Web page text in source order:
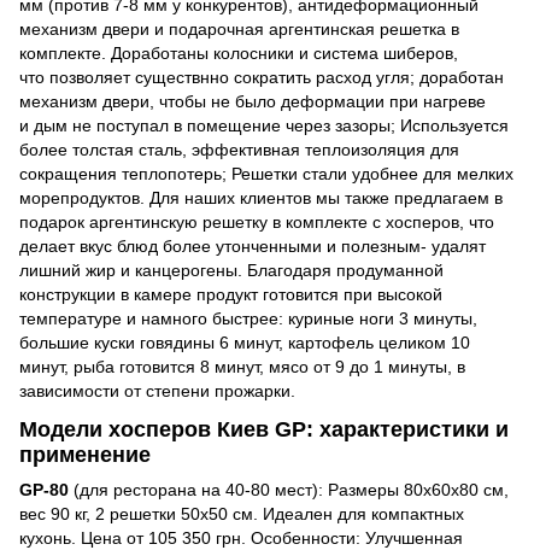
мм (против 7-8 мм у конкурентов), антидеформационный
механизм двери и подарочная аргентинская решетка в
комплекте. Доработаны колосники и система шиберов,
что позволяет существнно сократить расход угля; доработан
механизм двери, чтобы не было деформации при нагреве
и дым не поступал в помещение через зазоры; Используется
более толстая сталь, эффективная теплоизоляция для
сокращения теплопотерь; Решетки стали удобнее для мелких
морепродуктов. Для наших клиентов мы также предлагаем в
подарок аргентинскую решетку в комплекте с хосперов, что
делает вкус блюд более утонченными и полезным- удалят
лишний жир и канцерогены. Благодаря продуманной
конструкции в камере продукт готовится при высокой
температуре и намного быстрее: куриные ноги 3 минуты,
большие куски говядины 6 минут, картофель целиком 10
минут, рыба готовится 8 минут, мясо от 9 до 1 минуты, в
зависимости от степени прожарки.
Модели хосперов Киев GP: характеристики и
применение
GP-80 (для ресторана на 40-80 мест): Размеры 80x60x80 см,
вес 90 кг, 2 решетки 50x50 см. Идеален для компактных
кухонь. Цена от 105 350 грн. Особенности: Улучшенная